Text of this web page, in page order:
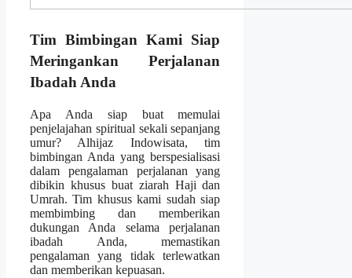
Tim Bimbingan Kami Siap
Meringankan Perjalanan
Ibadah Anda
Apa Anda siap buat memulai
penjelajahan spiritual sekali sepanjang
umur? Alhijaz Indowisata, tim
bimbingan Anda yang berspesialisasi
dalam pengalaman perjalanan yang
dibikin khusus buat ziarah Haji dan
Umrah. Tim khusus kami sudah siap
membimbing dan memberikan
dukungan Anda selama perjalanan
ibadah Anda, memastikan
pengalaman yang tidak terlewatkan
dan memberikan kepuasan.